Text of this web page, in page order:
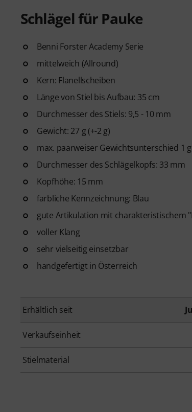
Schlägel für Pauke
Benni Forster Academy Serie
mittelweich (Allround)
Kern: Flanellscheiben
Länge von Stiel bis Aufbau: 35 cm
Durchmesser des Stiels: 9,5 - 10 mm
Gewicht: 27 g (+-2 g)
max. paarweiser Gewichtsunterschied 1 g
Durchmesser des Schlägelkopfs: 33 mm
Kopfhöhe: 15 mm
farbliche Kennzeichnung: Blau
gute Artikulation mit charakteristischem
voller Klang
sehr vielseitig einsetzbar
handgefertigt in Österreich
Erhältlich seit
Verkaufseinheit
Stielmaterial